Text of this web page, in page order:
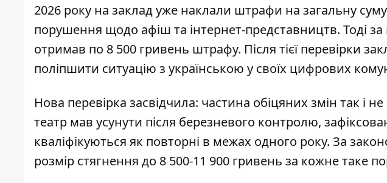
2026 року на заклад уже наклали штрафи на загальну
порушення щодо афіш та інтернет-представництв. Тоді
отримав по 8 500 гривень штрафу. Після тієї перевірки
поліпшити ситуацію з українською у своїх цифрових
Нова перевірка засвідчила: частина обіцяних змін так і
театр мав усунути після березневого контролю,
кваліфікуються як повторні в межах одного року. За
розмір стягнення до 8 500-11 900 гривень за кожне таке